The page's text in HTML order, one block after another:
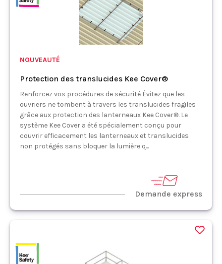
NOUVEAUTÉ
Protection des translucides Kee Cover®
Renforcez vos procédures de sécurité Évitez que les
ouvriers ne tombent à travers les translucides fragiles
grâce aux protection des lanterneaux Kee Cover®. Le
système Kee Cover a été spécialement conçu pour
couvrir efficacement les lanterneaux et translucides
non protégés sans bloquer la lumière q...
Demande express